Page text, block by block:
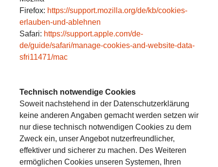
Firefox: https://support.mozilla.org/de/kb/cookies-
erlauben-und-ablehnen
Safari: https://support.apple.com/de-
de/guide/safari/manage-cookies-and-website-data-
sfri11471/mac
Technisch notwendige Cookies
Soweit nachstehend in der Datenschutzerklärung
keine anderen Angaben gemacht werden setzen wir
nur diese technisch notwendigen Cookies zu dem
Zweck ein, unser Angebot nutzerfreundlicher,
effektiver und sicherer zu machen. Des Weiteren
ermöglichen Cookies unseren Systemen, Ihren